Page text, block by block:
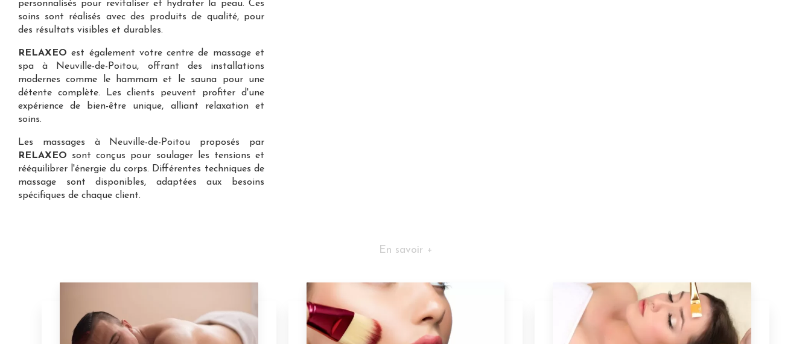
personnalisés pour revitaliser et hydrater la peau. Ces
soins sont réalisés avec des produits de qualité, pour
des résultats visibles et durables.
RELAXEO est également votrecentre de massage et
spa à Neuville-de-Poitou, offrant des installations
modernes comme le hammam et le sauna pour une
détente complète. Les clients peuvent profiter d'une
expérience de bien-être unique, alliant relaxation et
soins.
Les massages à Neuville-de-Poitou proposés par
RELAXEO sont conçus pour soulager les tensions et
rééquilibrer l'énergie du corps. Différentes techniques de
massage sont disponibles, adaptées aux besoins
spécifiques de chaque client.
En savoir +